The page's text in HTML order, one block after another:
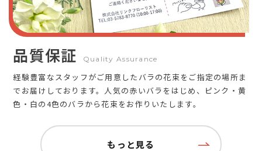
品質保証 Quality Assurance
経験豊富なスタッフがご用意したバラの花束をご指定の場所ま
でお届けしております。人気の赤いバラをはじめ、ピンク・黄
色・白の4色のバラから花束をお作りいたします。
もっと見る